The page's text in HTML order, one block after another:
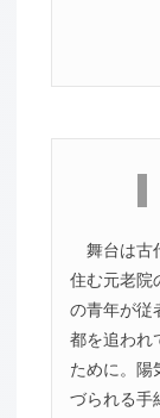
舞台は古
住む元老院
の青年が従
都を追われ
ために。陽
づられる手